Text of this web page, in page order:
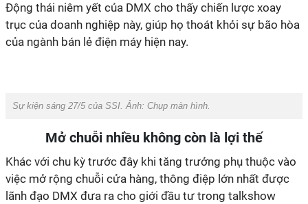
Động thái niêm yết của DMX cho thấy chiến lược xoay
trục của doanh nghiệp này, giúp họ thoát khỏi sự bão hòa
của ngành bán lẻ điện máy hiện nay.
Sự kiện sáng 27/5 của SSI. Ảnh: Chụp màn hình.
Mở chuỗi nhiều không còn là lợi thế
Khác với chu kỳ trước đây khi tăng trưởng phụ thuộc vào
việc mở rộng chuỗi cửa hàng, thông điệp lớn nhất được
lãnh đạo DMX đưa ra cho giới đầu tư trong talkshow